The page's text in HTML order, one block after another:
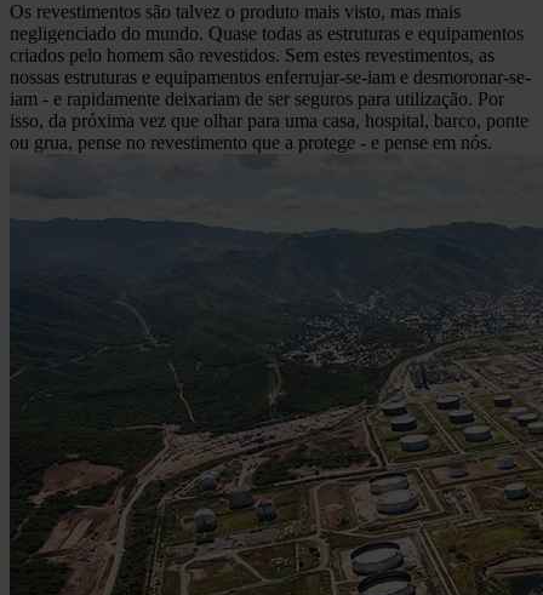
Os revestimentos são talvez o produto mais visto, mas mais
negligenciado do mundo. Quase todas as estruturas e equipamentos
criados pelo homem são revestidos. Sem estes revestimentos, as
nossas estruturas e equipamentos enferrujar-se-iam e desmoronar-se-
iam - e rapidamente deixariam de ser seguros para utilização. Por
isso, da próxima vez que olhar para uma casa, hospital, barco, ponte
ou grua, pense no revestimento que a protege - e pense em nós.